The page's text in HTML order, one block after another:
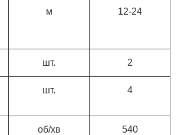
м 12-24
шт. 2
шт. 4
об/хв 540